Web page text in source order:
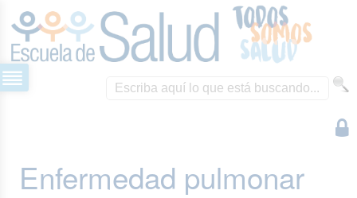
Enfermedad pulmonar